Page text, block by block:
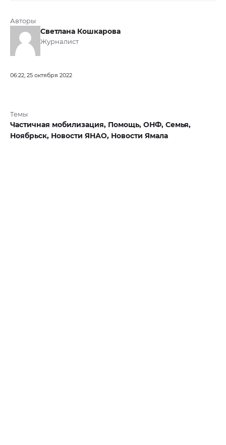
Авторы
Светлана Кошкарова
Журналист
06:22, 25 октября 2022
Темы
Частичная мобилизация, Помощь, ОНФ, Семья,
Ноябрьск, Новости ЯНАО, Новости Ямала